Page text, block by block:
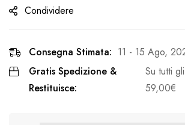
Condividere
Consegna Stimata: 11 - 15 Ago,
Gratis Spedizione &
Restituisce:
Su tutti
59,00€